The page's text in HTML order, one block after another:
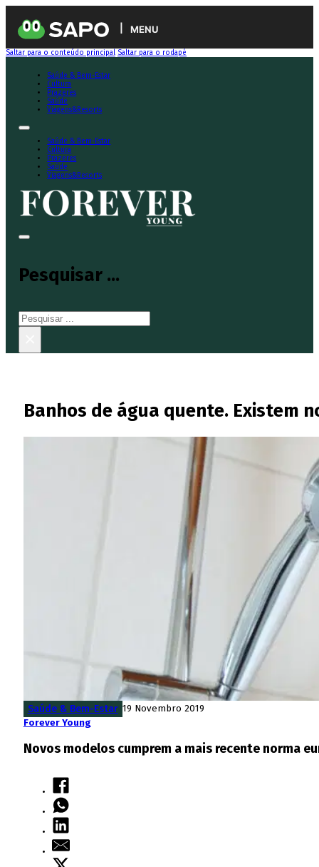
MENU
Saltar para o conteúdo principal Saltar para o rodapé
Saúde & Bem-Estar
Cultura
Prazeres
Saúde
Viagens&Resorts
Saúde & Bem-Estar
Cultura
Prazeres
Saúde
Viagens&Resorts
Pesquisar ...
Pesquisar
Banhos de água quente. Existem
Saúde & Bem-Estar 19 Novembro 2019
Forever Young
Novos modelos cumprem a mais recente norma